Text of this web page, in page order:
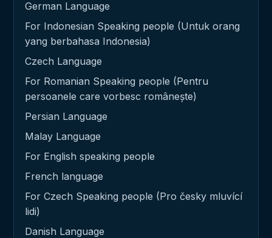
German Language
For Indonesian Speaking people (Untuk orang
yang berbahasa Indonesia)
Czech Language
For Romanian Speaking people (Pentru
persoanele care vorbesc românește)
Persian Language
Malay Language
For English speaking people
French language
For Czech Speaking people (Pro česky mluvící
lidi)
Danish Language